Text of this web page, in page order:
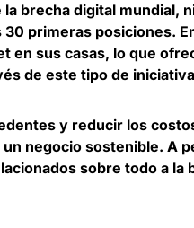
brecha digital mundial,
primeras posiciones.
en sus casas, lo que
de este tipo de
y reducir los
negocio sostenible. A
sobre todo a la